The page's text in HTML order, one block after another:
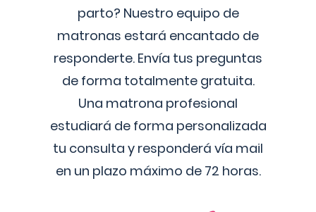
parto? Nuestro equipo de
matronas estará encantado de
responderte. Envía tus preguntas
de forma totalmente gratuita.
Una matrona profesional
estudiará de forma personalizada
tu consulta y responderá vía mail
en un plazo máximo de 72 horas.